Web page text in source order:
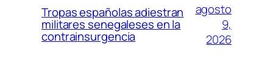
Tropas españolas adiestran
militares senegaleses en la
contrainsurgencia
agosto
9,
2026